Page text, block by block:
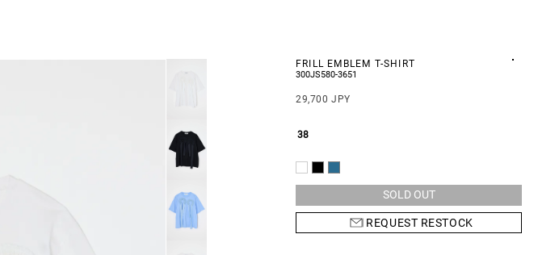
FRILL EMBLEM T-SHIRT
300JS580-3651
29,700 JPY
38
SOLD OUT
REQUEST RESTOCK